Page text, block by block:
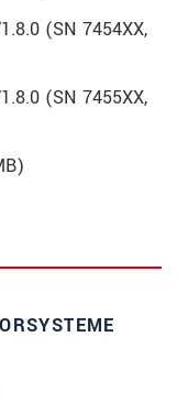
(SN 7454XX,
(SN 7455XX,